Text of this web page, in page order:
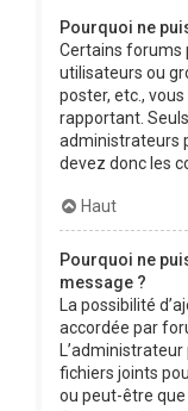
Pourquoi ne
Certains forums
utilisateurs ou
poster, etc.,
rapportant.
administrateurs
devez donc les
Haut
Pourquoi ne
message ?
La possibilité
accordée par
L’administrateur
fichiers joints
ou peut-être que